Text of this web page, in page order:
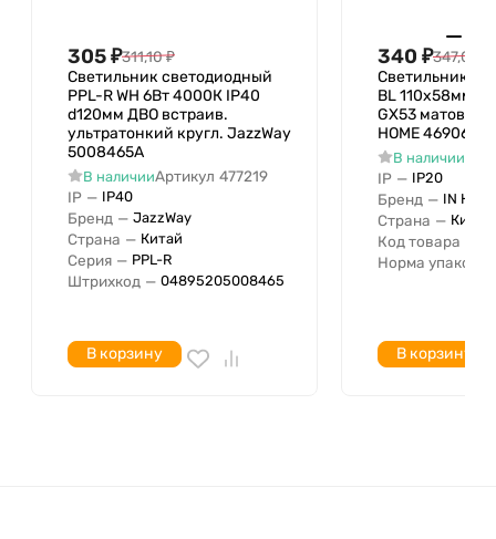
Материал плафона /
рассеивателя
Полистирол
Материал решетки
Ударопрочность
Зажигающее устройство
Номинальное напряжение с
Номинальное напряжение по
Степень защиты IP
В комплекте с лампой
Тип поверхности
Матовый (-ая)
305₽311,10₽
Светильник светодиодный
PPL-R WH 6Вт 4000К IP40
d120мм ДВО встраив.
ультратонкий кругл. JazzWay
5008465A
В наличииАртикул 477219
IP — IP40
Бренд — JazzWay
Страна — Китай
Серия — PPL-R
Штрихкод — 04895205008465
В корзину
340 ₽347,09
Светильник
BL 110х58мм
GX53 матов.
HOME
В наличии
IP — IP20
Бренд — IN
Страна — Китай
Код товара
Норма упаковки
В корзину